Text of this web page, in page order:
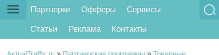
Партнерки Офферы Сервисы
Статьи Реклама Контакты